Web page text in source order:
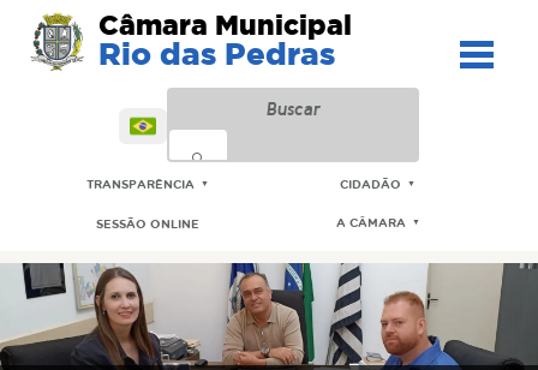
Câmara Municipal
Rio das Pedras
TRANSPARÊNCIA ▼ CIDADÃO ▼
SESSÃO ONLINE A CÂMARA ▼